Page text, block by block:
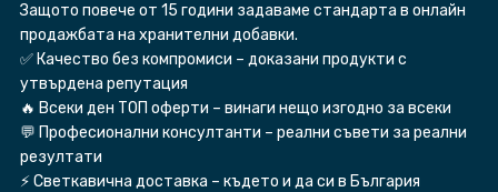
Защото повече от 15 години задаваме стандарта в онлайн
продажбата на хранителни добавки.
✅ Качество без компромиси – доказани продукти с
утвърдена репутация
🔥 Всеки ден ТОП оферти – винаги нещо изгодно за всеки
💬 Професионални консултанти – реални съвети за реални
резултати
⚡ Светкавична доставка – където и да си в България